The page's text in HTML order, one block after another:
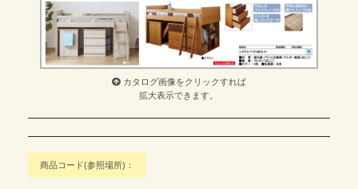
カタログ画像をクリックすれば
拡大表示できます。
商品コード(参照場所)：